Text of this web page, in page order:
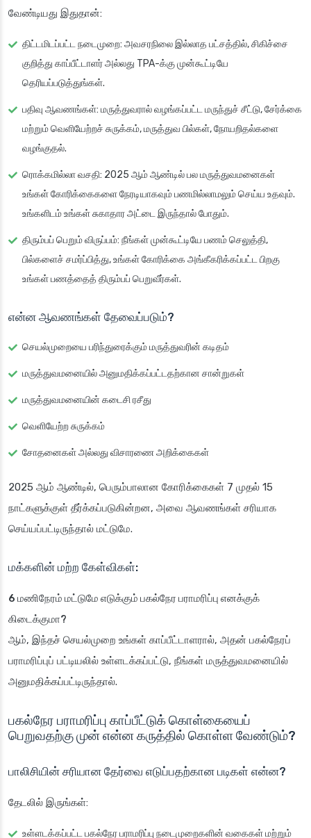
வேண்டியது இதுதான்:
திட்டமிடப்பட்ட நடைமுறை: அவசரநிலை இல்லாத பட்சத்தில், சிகிச்சை
குறித்து காப்பீட்டாளர் அல்லது TPA-க்கு முன்கூட்டியே
தெரியப்படுத்துங்கள்.
பதிவு ஆவணங்கள்: மருத்துவரால் வழங்கப்பட்ட மருந்துச் சீட்டு, சேர்க்கை
மற்றும் வெளியேற்றச் சுருக்கம், மருத்துவ பில்கள், நோயறிதல்களை
வழங்குதல்.
ரொக்கமில்லா வசதி: 2025 ஆம் ஆண்டில் பல மருத்துவமனைகள்
உங்கள் கோரிக்கைகளை நேரடியாகவும் பணமில்லாமலும் செய்ய உதவும்.
உங்களிடம் உங்கள் சுகாதார அட்டை இருந்தால் போதும்.
திரும்பப் பெறும் விருப்பம்: நீங்கள் முன்கூட்டியே பணம் செலுத்தி,
பில்களைச் சமர்ப்பித்து, உங்கள் கோரிக்கை அங்கீகரிக்கப்பட்ட பிறகு
உங்கள் பணத்தைத் திரும்பப் பெறுவீர்கள்.
என்ன ஆவணங்கள் தேவைப்படும்?
செயல்முறையை பரிந்துரைக்கும் மருத்துவரின் கடிதம்
மருத்துவமனையில் அனுமதிக்கப்பட்டதற்கான சான்றுகள்
மருத்துவமனையின் கடைசி ரசீது
வெளியேற்ற சுருக்கம்
சோதனைகள் அல்லது விசாரணை அறிக்கைகள்
2025 ஆம் ஆண்டில், பெரும்பாலான கோரிக்கைகள் 7 முதல் 15
நாட்களுக்குள் தீர்க்கப்படுகின்றன, அவை ஆவணங்கள் சரியாக
செய்யப்பட்டிருந்தால் மட்டுமே.
மக்களின் மற்ற கேள்விகள்:
6 மணிநேரம் மட்டுமே எடுக்கும் பகல்நேர பராமரிப்பு எனக்குக்
கிடைக்குமா?
ஆம், இந்தச் செயல்முறை உங்கள் காப்பீட்டாளரால், அதன் பகல்நேரப்
பராமரிப்புப் பட்டியலில் உள்ளடக்கப்பட்டு, நீங்கள் மருத்துவமனையில்
அனுமதிக்கப்பட்டிருந்தால்.
பகல்நேர பராமரிப்பு காப்பீட்டுக் கொள்கையைப்
பெறுவதற்கு முன் என்ன கருத்தில் கொள்ள வேண்டும்?
பாலிசியின் சரியான தேர்வை எடுப்பதற்கான படிகள் என்ன?
தேடலில் இருங்கள்:
உள்ளடக்கப்பட்ட பகல்நேர பராமரிப்பு நடைமுறைகளின் வகைகள் மற்றும்